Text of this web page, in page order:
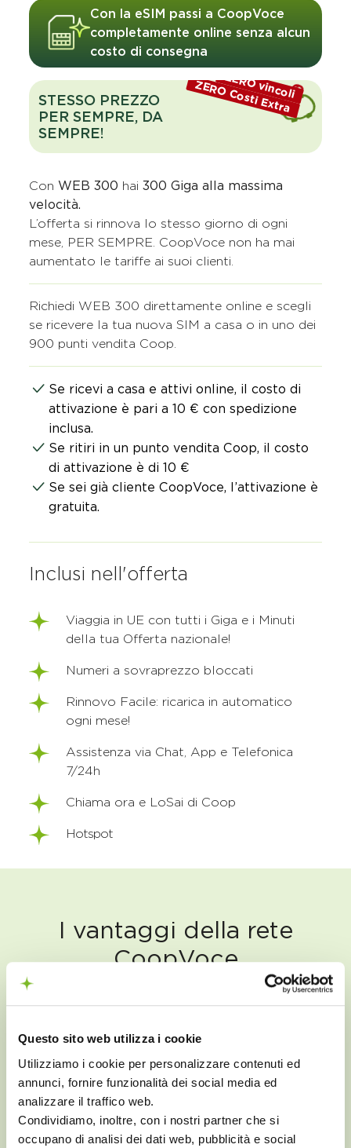
Questo sito web utilizza i cookie
Utilizziamo i cookie per personalizzare contenuti ed
annunci, fornire funzionalità dei social media ed
analizzare il traffico web.
Condividiamo, inoltre, con i nostri partner che si
occupano di analisi dei dati web, pubblicità e social
Con la eSIM passi a CoopVoce
completamente online senza alcun
costo di consegna
STESSO PREZZO
PER SEMPRE, DA
SEMPRE!
ZERO vincoli
ZERO Costi Extra
Con WEB 300 hai300 Giga alla massima
velocità.
L’offerta si rinnova lo stesso giorno di ogni
mese, PER SEMPRE. CoopVoce non ha mai
aumentato le tariffe ai suoi clienti.​
Richiedi WEB 300 direttamente online e scegli
se ricevere la tua nuova SIM a casa o in uno dei
900 punti vendita Coop.
Se ricevi a casa e attivi online, il costo di
attivazione è pari a 10 € con spedizione
inclusa.​
Se ritiri in un punto vendita Coop, il costo
di attivazione è di 10 € ​
Se sei già cliente CoopVoce, l’attivazione è
gratuita.​
Inclusi nell'offerta
Viaggia in UE con tutti i Giga e i Minuti
della tua Offerta nazionale!​
Numeri a sovraprezzo bloccati
Rinnovo Facile: ricarica in automatico
ogni mese!
Assistenza via Chat, App e Telefonica
7/24h
Chiama ora e LoSai di Coop
Hotspot
I vantaggi della rete
CoopVoce
Connessione flessibile
Puoi usare la tua rete come